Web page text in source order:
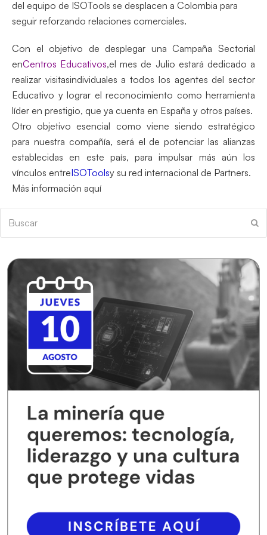
del equipo de ISOTools se desplacen a Colombia para
seguir reforzando relaciones comerciales.
Con el objetivo de desplegar una Campaña Sectorial
enCentros Educativos,el mes de Julio estará dedicado a
realizar visitasindividuales a todos los agentes del sector
Educativo y lograr el reconocimiento como herramienta
líder en prestigio, que ya cuenta en España y otros países.
Otro objetivo esencial como viene siendo estratégico
para nuestra compañía, será el de potenciar las alianzas
establecidas en este país, para impulsar más aún los
vínculos entreISOToolsy su red internacional de Partners.
Más información aquí